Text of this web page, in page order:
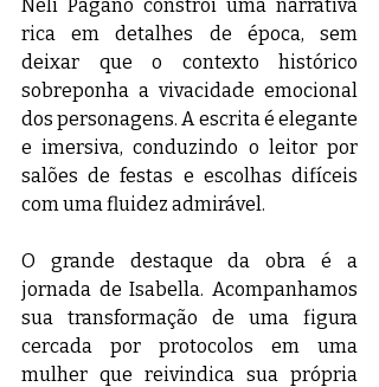
Néli Pagano constrói uma narrativa
rica em detalhes de época, sem
deixar que o contexto histórico
sobreponha a vivacidade emocional
dos personagens. A escrita é elegante
e imersiva, conduzindo o leitor por
salões de festas e escolhas difíceis
com uma fluidez admirável.
O grande destaque da obra é a
jornada de Isabella. Acompanhamos
sua transformação de uma figura
cercada por protocolos em uma
mulher que reivindica sua própria